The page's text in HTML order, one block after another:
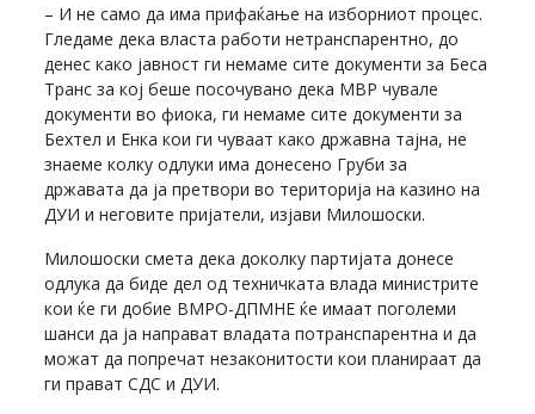
– И не само да има прифаќање на изборниот процес.
Гледаме дека власта работи нетранспарентно, до
денес како јавност ги немаме сите документи за Беса
Транс за кој беше посочувано дека МВР чувале
документи во фиока, ги немаме сите документи за
Бехтел и Енка кои ги чуваат како државна тајна, не
знаеме колку одлуки има донесено Груби за
државата да ја претвори во територија на казино на
ДУИ и неговите пријатели, изјави Милошоски.
Милошоски смета дека доколку партијата донесе
одлука да биде дел од техничката влада министрите
кои ќе ги добие ВМРО-ДПМНЕ ќе имаат поголеми
шанси да ја направат владата потранспарентна и да
можат да попречат незаконитости кои планираат да
ги прават СДС и ДУИ.